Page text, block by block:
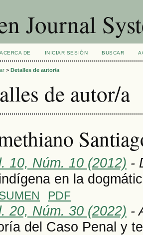
Journal
ACERCA DE INICIAR SESIÓN BUSCAR
> Detalles de autor/a
de autor/a
10, Núm. 10 (2012) -
en la
PDF
20, Núm. 30 (2022) -
del Caso Penal y